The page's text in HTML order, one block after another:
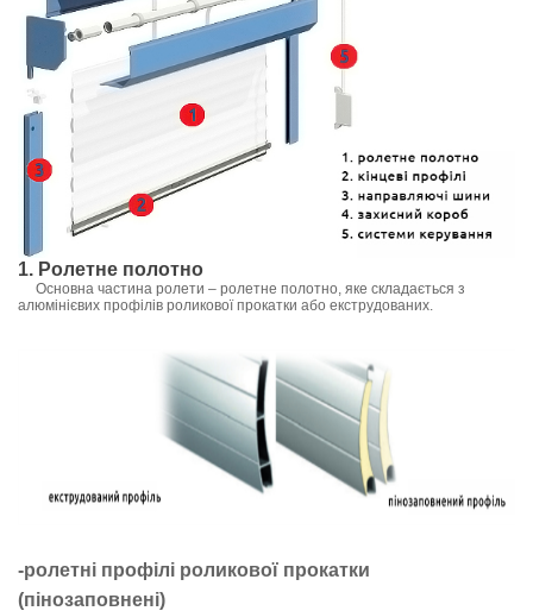
1. Ролетне полотно
Основна частина ролети – ролетне полотно, яке складається з
алюмінієвих профілів роликової прокатки або екструдованих.
-ролетні профілі роликової прокатки
(пінозаповнені)